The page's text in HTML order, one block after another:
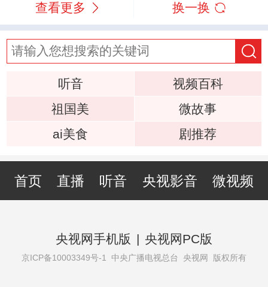
查看更多 换一换
听音
视频百科
祖国美
微故事
ai美食
剧推荐
首页 直播 听音 央视影音 微视频
央视网手机版 | 央视网PC版
京ICP备10003349号-1 中央广播电视总台 央视网 版权所有